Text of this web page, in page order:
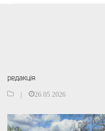
редакція
26.05.2026